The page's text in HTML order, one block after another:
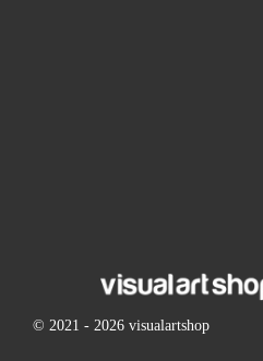
© 2021 - 2026 visualartshop